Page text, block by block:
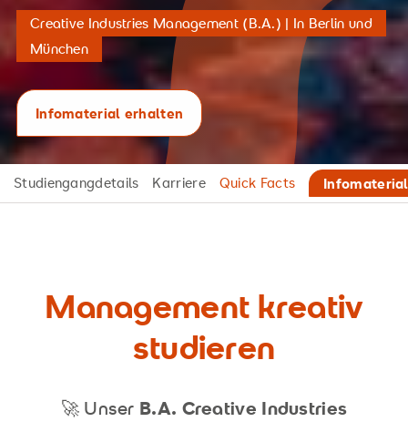
Creative Industries Management (B.A.) | In Berlin und
München
Infomaterial erhalten
Studiengangdetails Karriere Quick Facts
Management kreativ
studieren
🚀 Unser B.A. Creative Industries